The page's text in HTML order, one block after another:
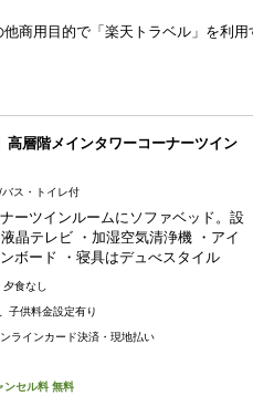
商用目的で「楽天トラベル」を利
高層階メインタワーコーナーツイン
バス・トイレ付
ーツインルームにソファベッド。設
晶テレビ ・加湿空気清浄機 ・アイ
ボード ・寝具はデュべスタイル
食なし
子供料金設定有り
ラインカード決済・現地払い